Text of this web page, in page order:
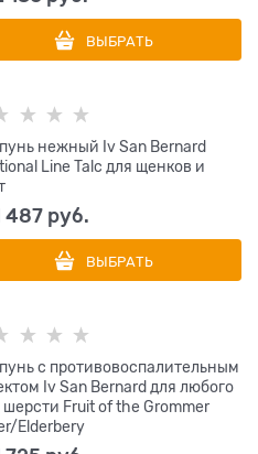
ВЫБРАТЬ
нежный Iv San Bernard
Line Talc для щенков и
487 руб.
ВЫБРАТЬ
с противовоспалительным
Iv San Bernard для любого
шерсти Fruit of the Grommer
Elderbery